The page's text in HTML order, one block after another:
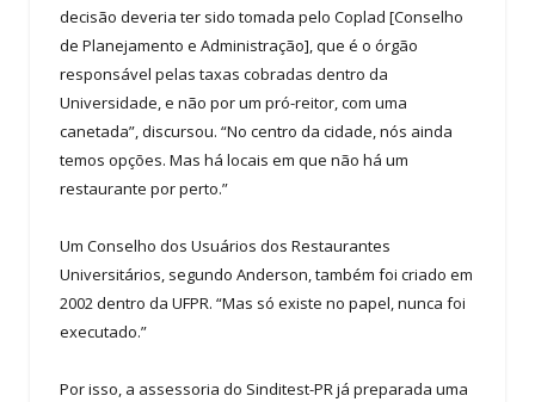
decisão deveria ter sido tomada pelo Coplad [Conselho
de Planejamento e Administração], que é o órgão
responsável pelas taxas cobradas dentro da
Universidade, e não por um pró-reitor, com uma
canetada”, discursou. “No centro da cidade, nós ainda
temos opções. Mas há locais em que não há um
restaurante por perto.”
Um Conselho dos Usuários dos Restaurantes
Universitários, segundo Anderson, também foi criado em
2002 dentro da UFPR. “Mas só existe no papel, nunca foi
executado.”
Por isso, a assessoria do Sinditest-PR já preparada uma